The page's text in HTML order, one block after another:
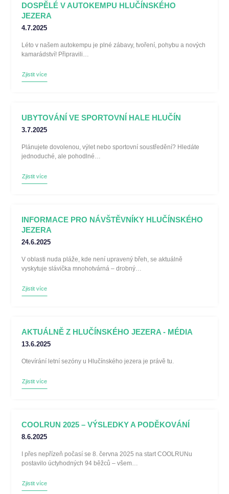
DOSPĚLÉ V AUTOKEMPU HLUČÍNSKÉHO
JEZERA
4.7.2025
Léto v našem autokempu je plné zábavy, tvoření, pohybu a nových
kamarádství! Připravili…
Zjistit více
UBYTOVÁNÍ VE SPORTOVNÍ HALE HLUČÍN
3.7.2025
Plánujete dovolenou, výlet nebo sportovní soustředění? Hledáte
jednoduché, ale pohodlné…
Zjistit více
INFORMACE PRO NÁVŠTĚVNÍKY HLUČÍNSKÉHO
JEZERA
24.6.2025
V oblasti nuda pláže, kde není upravený břeh, se aktuálně
vyskytuje slávička mnohotvárná – drobný…
Zjistit více
AKTUÁLNĚ Z HLUČÍNSKÉHO JEZERA - MÉDIA
13.6.2025
Otevírání letní sezóny u Hlučínského jezera je právě tu.
Zjistit více
COOLRUN 2025 – VÝSLEDKY A PODĚKOVÁNÍ
8.6.2025
I přes nepřízeň počasí se 8. června 2025 na start COOLRUNu
postavilo úctyhodných 94 běžců – všem…
Zjistit více